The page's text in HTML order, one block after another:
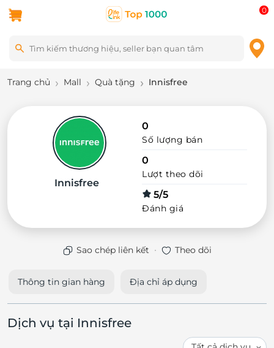
0
Trang chủ Mall Quà tặng Innisfree
Innisfree
0
Số lượng bán
0
Lượt theo dõi
5/5
Đánh giá
Sao chép liên kết · Theo dõi
Thông tin gian hàng Địa chỉ áp dụng
Dịch vụ tại Innisfree